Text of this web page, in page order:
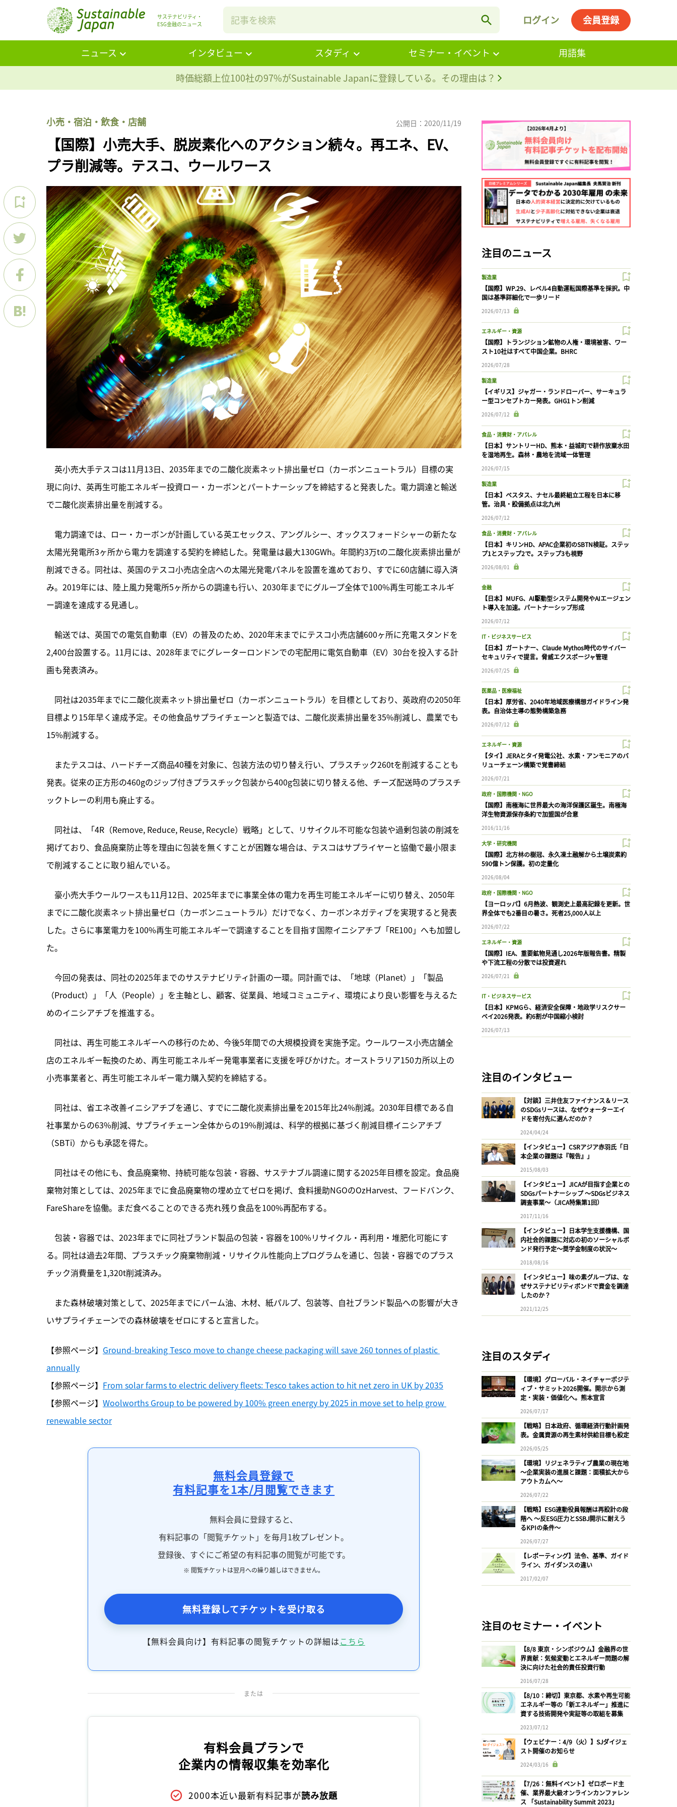
サステナビリティ・
ESG金融のニュース
ログイン 会員登録
ニュース インタビュー スタディ セミナー・イベント
用語集
時価総額上位100社の97%がSustainable Japanに登録している。その理由は？
小売・宿泊・飲食・店舗 公開日：2020/11/19
【国際】小売大手、脱炭素化へのアクション続々。再エネ、EV、
プラ削減等。テスコ、ウールワース
英小売大手テスコは11月13日、2035年までの二酸化炭素ネット排出量ゼロ（カーボンニュートラル）目標の実
現に向け、英再生可能エネルギー投資ロー・カーボンとパートナーシップを締結すると発表した。電力調達と輸送
で二酸化炭素排出量を削減する。
電力調達では、ロー・カーボンが計画している英エセックス、アングルシー、オックスフォードシャーの新たな
太陽光発電所3ヶ所から電力を調達する契約を締結した。発電量は最大130GWh。年間約3万tの二酸化炭素排出量が
削減できる。同社は、英国のテスコ小売店全店への太陽光発電パネルを設置を進めており、すでに60店舗に導入済
み。2019年には、陸上風力発電所5ヶ所からの調達も行い、2030年までにグループ全体で100%再生可能エネルギ
ー調達を達成する見通し。
輸送では、英国での電気自動車（EV）の普及のため、2020年末までにテスコ小売店舗600ヶ所に充電スタンドを
2,400台設置する。11月には、2028年までにグレーターロンドンでの宅配用に電気自動車（EV）30台を投入する計
画も発表済み。
同社は2035年までに二酸化炭素ネット排出量ゼロ（カーボンニュートラル）を目標としており、英政府の2050年
目標より15年早く達成予定。その他食品サプライチェーンと製造では、二酸化炭素排出量を35%削減し、農業でも
15%削減する。
またテスコは、ハードチーズ商品40種を対象に、包装方法の切り替え行い、プラスチック260tを削減することも
発表。従来の正方形の460gのジップ付きプラスチック包装から400g包装に切り替える他、チーズ配送時のプラスチ
ックトレーの利用も廃止する。
同社は、「4R（Remove, Reduce, Reuse, Recycle）戦略」として、リサイクル不可能な包装や過剰包装の削減を
掲げており、食品廃棄防止等を理由に包装を無くすことが困難な場合は、テスコはサプライヤーと協働で最小限ま
で削減することに取り組んでいる。
豪小売大手ウールワースも11月12日、2025年までに事業全体の電力を再生可能エネルギーに切り替え、2050年
までに二酸化炭素ネット排出量ゼロ（カーボンニュートラル）だけでなく、カーボンネガティブを実現すると発表
した。さらに事業電力を100%再生可能エネルギーで調達することを目指す国際イニシアチブ「RE100」へも加盟し
た。
今回の発表は、同社の2025年までのサステナビリティ計画の一環。同計画では、「地球（Planet）」「製品
（Product）」「人（People）」を主軸とし、顧客、従業員、地域コミュニティ、環境により良い影響を与えるた
めのイニシアチブを推進する。
同社は、再生可能エネルギーへの移行のため、今後5年間での大規模投資を実施予定。ウールワース小売店舗全
店のエネルギー転換のため、再生可能エネルギー発電事業者に支援を呼びかけた。オーストラリア150カ所以上の
小売事業者と、再生可能エネルギー電力購入契約を締結する。
同社は、省エネ改善イニシアチブを通じ、すでに二酸化炭素排出量を2015年比24%削減。2030年目標である自
社事業からの63%削減、サプライチェーン全体からの19%削減は、科学的根拠に基づく削減目標イニシアチブ
（SBTi）からも承認を得た。
同社はその他にも、食品廃棄物、持続可能な包装・容器、サステナブル調達に関する2025年目標を設定。食品廃
棄物対策としては、2025年までに食品廃棄物の埋め立てゼロを掲げ、食料援助NGOのOzHarvest、フードバンク、
FareShareを協働。まだ食べることのできる売れ残り食品を100%再配布する。
包装・容器では、2023年までに同社ブランド製品の包装・容器を100%リサイクル・再利用・堆肥化可能にす
る。同社は過去2年間、プラスチック廃棄物削減・リサイクル性能向上プログラムを通じ、包装・容器でのプラス
チック消費量を1,320t削減済み。
また森林破壊対策として、2025年までにパーム油、木材、紙パルプ、包装等、自社ブランド製品への影響が大き
いサプライチェーンでの森林破壊をゼロにすると宣言した。
【参照ページ】 Ground-breaking Tesco move to change cheese packaging will save 260 tonnes of plastic
annually
【参照ページ】 From solar farms to electric delivery fleets: Tesco takes action to hit net zero in UK by 2035
【参照ページ】 Woolworths Group to be powered by 100% green energy by 2025 in move set to help grow
renewable sector
無料会員登録で
有料記事を1本/月閲覧できます
無料会員に登録すると、
有料記事の「閲覧チケット」を毎月1枚プレゼント。
登録後、すぐにご希望の有料記事の閲覧が可能です。
※ 閲覧チケットは翌月への繰り越しはできません。
無料登録してチケットを受け取る
【無料会員向け】有料記事の閲覧チケットの詳細はこちら
または
有料会員プランで
企業内の情報収集を効率化
2000本近い最新有料記事が読み放題
注目のニュース
製造業
【国際】WP.29、レベル4自動運転国際基準を採択。中
国は基準詳細化で一歩リード
2026/07/13
エネルギー・資源
【国際】トランジション鉱物の人権・環境被害、ワー
スト10社はすべて中国企業。BHRC
2026/07/28
製造業
【イギリス】ジャガー・ランドローバー、サーキュラ
ー型コンセプトカー発表。GHG1トン削減
2026/07/12
食品・消費財・アパレル
【日本】サントリーHD、熊本・益城町で耕作放棄水田
を湿地再生。森林・農地を流域一体管理
2026/07/15
製造業
【日本】ベスタス、ナセル最終組立工程を日本に移
管。治具・設備拠点は北九州
2026/07/12
食品・消費財・アパレル
【日本】キリンHD、APAC企業初のSBTN検証。ステッ
プ1とステップ2で。ステップ3も視野
2026/08/01
金融
【日本】MUFG、AI駆動型システム開発やAIエージェン
ト導入を加速。パートナーシップ形成
2026/07/12
IT・ビジネスサービス
【日本】ガートナー、Claude Mythos時代のサイバー
セキュリティで提言。脅威エクスポージャ管理
2026/07/25
医薬品・医療福祉
【日本】厚労省、2040年地域医療構想ガイドライン発
表。自治体主導の態勢構築急務
2026/07/12
エネルギー・資源
【タイ】JERAとタイ発電公社、水素・アンモニアのバ
リューチェーン構築で覚書締結
2026/07/21
政府・国際機関・NGO
【国際】南極海に世界最大の海洋保護区誕生。南極海
洋生物資源保存条約で加盟国が合意
2016/11/16
大学・研究機関
【国際】北方林の樹冠、永久凍土融解から土壌炭素約
590億トン保護。初の定量化
2026/08/04
政府・国際機関・NGO
【ヨーロッパ】6月熱波、観測史上最高記録を更新。世
界全体でも2番目の暑さ。死者25,000人以上
2026/07/22
エネルギー・資源
【国際】IEA、重要鉱物見通し2026年版報告書。精製
や下流工程の分散では投資遅れ
2026/07/21
IT・ビジネスサービス
【日本】KPMGら、経済安全保障・地政学リスクサー
ベイ2026発表。約6割が中国縮小検討
2026/07/13
注目のインタビュー
【対談】三井住友ファイナンス＆リース
のSDGsリースは、なぜウォーターエイ
ドを寄付先に選んだのか？
2024/04/24
【インタビュー】CSRアジア赤羽氏「日
本企業の課題は『報告』」
2015/08/03
【インタビュー】JICAが目指す企業との
SDGsパートナーシップ 〜SDGsビジネス
調査事業〜（JICA特集第1回）
2017/11/16
【インタビュー】日本学生支援機構、国
内社会的課題に対応の初のソーシャルボ
ンド発行予定〜奨学金制度の状況〜
2018/08/16
【インタビュー】味の素グループは、な
ぜサステナビリティボンドで資金を調達
したのか？
2021/12/25
注目のスタディ
【環境】グローバル・ネイチャーポジテ
ィブ・サミット2026開催。開示から測
定・実装・価値化へ。熊本宣言
2026/07/17
【戦略】日本政府、循環経済行動計画発
表。金属資源の再生素材供給目標も設定
2026/05/25
【環境】リジェネラティブ農業の現在地
〜企業実装の進展と課題：面積拡大から
アウトカムへ〜
2026/07/22
【戦略】ESG連動役員報酬は再設計の段
階へ 〜反ESG圧力とSSBJ開示に耐えう
るKPIの条件〜
2026/07/27
【レポーティング】法令、基準、ガイド
ライン、ガイダンスの違い
2017/02/07
注目のセミナー・イベント
【8/8 東京・シンポジウム】金融界の世
界貢献：気候変動とエネルギー問題の解
決に向けた社会的責任投資行動
2016/07/28
【8/10：締切】東京都、水素や再生可能
エネルギー等の「新エネルギー」推進に
資する技術開発や実証等の取組を募集
2023/07/12
【ウェビナー：4/9（火）】SJダイジェ
スト開催のお知らせ
2024/03/16
【7/26：無料イベント】ゼロボード主
催、業界最大級オンラインカンファレン
ス 「Sustainability Summit 2023」
ログイン